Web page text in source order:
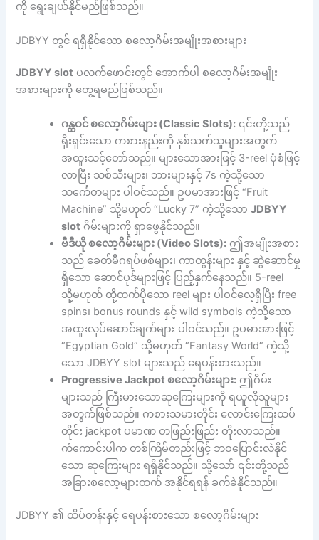
ကို ရွေးချယ်နိုင်မည်ဖြစ်သည်။
JDBYY တွင် ရရှိနိုင်သော စလော့ဂိမ်းအမျိုးအစားများ
JDBYY slot ပလက်ဖောင်းတွင် အောက်ပါ စလော့ဂိမ်းအမျိုး
အစားများကို တွေ့ရမည်ဖြစ်သည်။
ဂန္ထဝင် စလော့ဂိမ်းများ (Classic Slots): ၎င်းတို့သည်
ရိုးရှင်းသော ကစားနည်းကို နှစ်သက်သူများအတွက်
အထူးသင့်တော်သည်။ များသောအားဖြင့် 3-reel ပုံစံဖြင့်
လာပြီး သစ်သီးများ၊ ဘားများနှင့် 7s ကဲ့သို့သော
သင်္ကေတများ ပါဝင်သည်။ ဥပမာအားဖြင့် “Fruit
Machine” သို့မဟုတ် “Lucky 7” ကဲ့သို့သောJDBYY
slot ဂိမ်းများကို ရှာဖွေနိုင်သည်။
ဗီဒီယို စလော့ဂိမ်းများ (Video Slots): ဤအမျိုးအစား
သည် ခေတ်မီဂရပ်ဖစ်များ၊ ကာတွန်းများ နှင့် ဆွဲဆောင်မှု
ရှိသော ဆောင်ပုဒ်များဖြင့် ပြည့်နှက်နေသည်။ 5-reel
သို့မဟုတ် ထို့ထက်ပိုသော reel များ ပါဝင်လေ့ရှိပြီး free
spins၊ bonus rounds နှင့် wild symbols ကဲ့သို့သော
အထူးလုပ်ဆောင်ချက်များ ပါဝင်သည်။ ဥပမာအားဖြင့်
“Egyptian Gold” သို့မဟုတ် “Fantasy World” ကဲ့သို့
သော JDBYY slot များသည် ရေပန်းစားသည်။
Progressive Jackpot စလော့ဂိမ်းများ: ဤဂိမ်း
များသည် ကြီးမားသောဆုကြေးများကို ရယူလိုသူများ
အတွက်ဖြစ်သည်။ ကစားသမားတိုင်း လောင်းကြေးထပ်
တိုင်း jackpot ပမာဏ တဖြည်းဖြည်း တိုးလာသည်။
ကံကောင်းပါက တစ်ကြိမ်တည်းဖြင့် ဘဝပြောင်းလဲနိုင်
သော ဆုကြေးများ ရရှိနိုင်သည်။ သို့သော် ၎င်းတို့သည်
အခြားစလော့များထက် အနိုင်ရရန် ခက်ခဲနိုင်သည်။
JDBYY ၏ ထိပ်တန်းနှင့် ရေပန်းစားသော စလော့ဂိမ်းများ